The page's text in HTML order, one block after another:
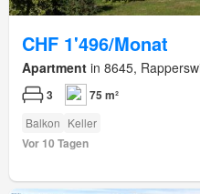
CHF 1'496/Monat
Apartment in 8645,
3 75 m²
Balkon Keller
Vor 10 Tagen